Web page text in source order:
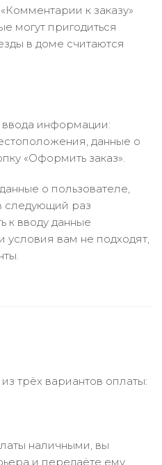
к заказу»
могут пригодиться
в доме считаются
ввода информации:
данные о
«Оформить заказ».
о пользователе,
следующий раз
к вводу данные
условия вам не подходят,
трёх вариантов оплаты:
наличными, вы
и передаёте ему